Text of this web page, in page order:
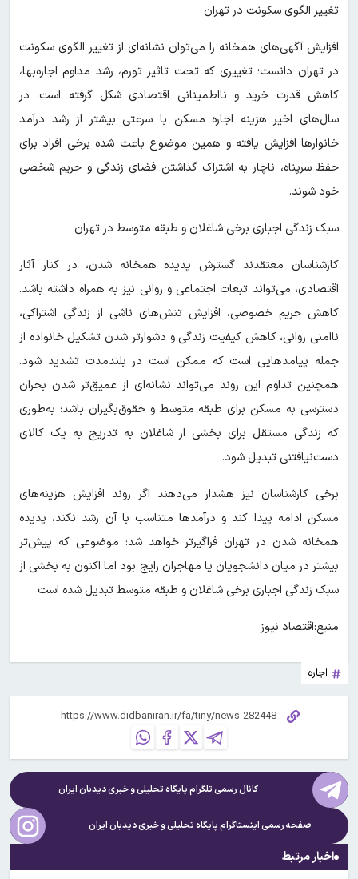
تغییر الگوی سکونت در تهران
افزایش آگهی‌های همخانه را می‌توان نشانه‌ای از تغییر الگوی سکونت
در تهران دانست؛ تغییری که تحت تاثیر تورم، رشد مداوم اجاره‌بها،
کاهش قدرت خرید و نااطمینانی اقتصادی شکل گرفته است. در
سال‌های اخیر هزینه اجاره مسکن با سرعتی بیشتر از رشد درآمد
خانوارها افزایش یافته و همین موضوع باعث شده برخی افراد برای
حفظ سرپناه، ناچار به اشتراک گذاشتن فضای زندگی و حریم شخصی
خود شوند.
سبک زندگی اجباری برخی شاغلان و طبقه متوسط در تهران
کارشناسان معتقدند گسترش پدیده همخانه شدن، در کنار آثار
اقتصادی، می‌تواند تبعات اجتماعی و روانی نیز به همراه داشته باشد.
کاهش حریم خصوصی، افزایش تنش‌های ناشی از زندگی اشتراکی،
ناامنی روانی، کاهش کیفیت زندگی و دشوارتر شدن تشکیل خانواده از
جمله پیامدهایی است که ممکن است در بلندمدت تشدید شود.
همچنین تداوم این روند می‌تواند نشانه‌ای از عمیق‌تر شدن بحران
دسترسی به مسکن برای طبقه متوسط و حقوق‌بگیران باشد؛ به‌طوری
که زندگی مستقل برای بخشی از شاغلان به تدریج به یک کالای
دست‌نیافتنی تبدیل شود.
برخی کارشناسان نیز هشدار می‌دهند اگر روند افزایش هزینه‌های
مسکن ادامه پیدا کند و درآمدها متناسب با آن رشد نکند، پدیده
همخانه شدن در تهران فراگیرتر خواهد شد؛ موضوعی که پیش‌تر
بیشتر در میان دانشجویان یا مهاجران رایج بود اما اکنون به بخشی از
سبک زندگی اجباری برخی شاغلان و طبقه متوسط تبدیل شده است
منبع:اقتصاد نیوز
اجاره
کانال رسمی تلگرام پایگاه تحلیلی و خبریدیدبان ایران
صفحه رسمی اینستاگرام پایگاه تحلیلی و خبریدیدبان ایران
اخبار مرتبط